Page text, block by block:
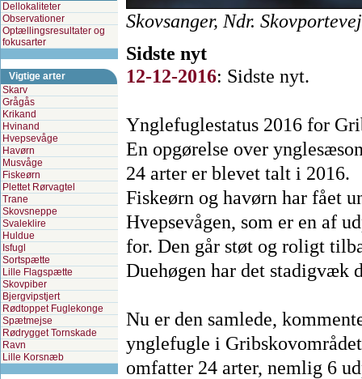
Dellokaliteter
Observationer
Optællingsresultater og
fokusarter
Vigtige arter
Skarv
Grågås
Krikand
Hvinand
Hvepsevåge
Havørn
Musvåge
Fiskeørn
Plettet Rørvagtel
Trane
Skovsneppe
Svaleklire
Huldue
Isfugl
Sortspætte
Lille Flagspætte
Skovpiber
Bjergvipstjert
Rødtoppet Fuglekonge
Spætmejse
Rødrygget Tornskade
Ravn
Lille Korsnæb
Skovsanger, Ndr.
Sidste nyt
12-12-2016: Sidste nyt.
Ynglefuglestatus 2016 for
En opgørelse over
24 arter er blevet talt i 2016.
Fiskeørn og havørn har fået
Hvepsevågen, som er en af
for. Den går støt og roligt
Duehøgen har det stadigvæk
Nu er den samlede,
ynglefugle i
omfatter 24 arter, nemlig 6